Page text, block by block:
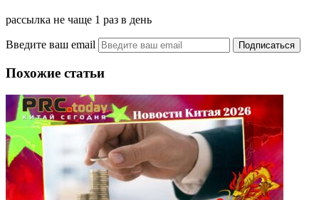
рассылка не чаще 1 раз в день
Введите ваш email
Похожие статьи